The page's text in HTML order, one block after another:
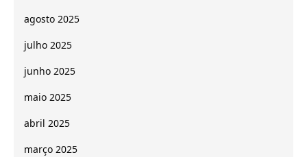
agosto 2025
julho 2025
junho 2025
maio 2025
abril 2025
março 2025